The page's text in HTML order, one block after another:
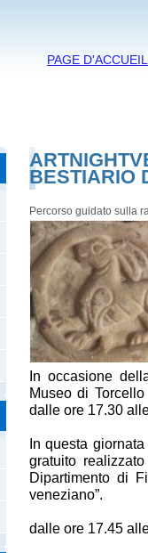
PAGE
BESTIARIO
Percorso guidato sulla
In occasione
Museo di
dalle ore 17.30
In questa
gratuito
Dipartimento di
veneziano”.
dalle ore 17.45